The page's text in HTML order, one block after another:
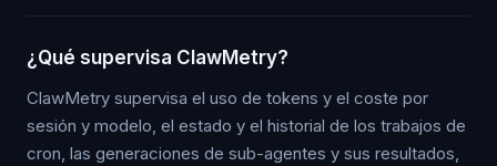
¿Qué supervisa ClawMetry?
ClawMetry supervisa el uso de tokens y el coste por
sesión y modelo, el estado y el historial de los trabajos de
cron, las generaciones de sub-agentes y sus resultados,